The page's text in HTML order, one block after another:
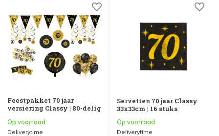
Feestpakket 70 jaar
versiering Classy | 80-delig
Op voorraad
Deliverytime
Servetten 70 jaar Classy
33x33cm | 16 stuks
Op voorraad
Deliverytime